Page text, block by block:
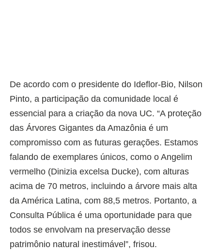
De acordo com o presidente do Ideflor-Bio, Nilson
Pinto, a participação da comunidade local é
essencial para a criação da nova UC. “A proteção
das Árvores Gigantes da Amazônia é um
compromisso com as futuras gerações. Estamos
falando de exemplares únicos, como o Angelim
vermelho (Dinizia excelsa Ducke), com alturas
acima de 70 metros, incluindo a árvore mais alta
da América Latina, com 88,5 metros. Portanto, a
Consulta Pública é uma oportunidade para que
todos se envolvam na preservação desse
patrimônio natural inestimável”, frisou.